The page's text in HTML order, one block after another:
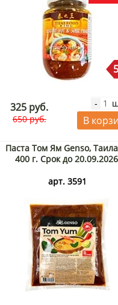
325 руб.
650 руб.
-
В
Паста Том Ям Genso,
400 г. Срок до
арт. 3591